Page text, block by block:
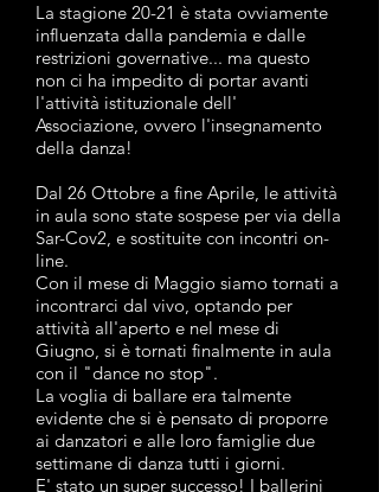
La stagione 20-21 è stata ovviamente
influenzata dalla pandemia e dalle
restrizioni governative... ma questo
non ci ha impedito di portar avanti
l'attività istituzionale dell'
Associazione, ovvero l'insegnamento
della danza!
Dal 26 Ottobre a fine Aprile, le attività
in aula sono state sospese per via della
Sar-Cov2, e sostituite con incontri on-
line.
Con il mese di Maggio siamo tornati a
incontrarci dal vivo, optando per
attività all'aperto e nel mese di
Giugno, si è tornati finalmente in aula
con il "dance no stop".
La voglia di ballare era talmente
evidente che si è pensato di proporre
ai danzatori e alle loro famiglie due
settimane di danza tutti i giorni.
E' stato un super successo! I ballerini